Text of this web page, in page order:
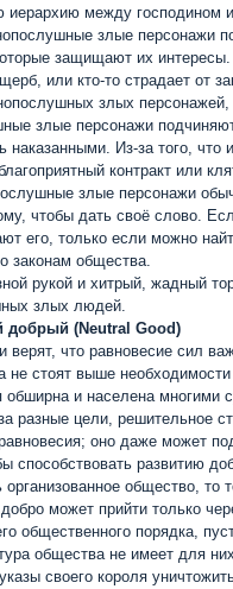
иерархию между господином
злые персонажи
защищают их
или кто-то страдает от
злых
злые персонажи
наказанными. Из-за того, что
контракт или
злые персонажи
чтобы дать своё слово.
его, только если можно
законам общества.
рукой и хитрый, жадный
злых людей.
добрый (Neutral Good)
верят, что равновесие сил
не стоят выше
обширна и населена многими
разные цели, решительное
оно даже может
способствовать развитию
общество, то
может прийти только
общественного порядка,
общества не имеет для
своего короля